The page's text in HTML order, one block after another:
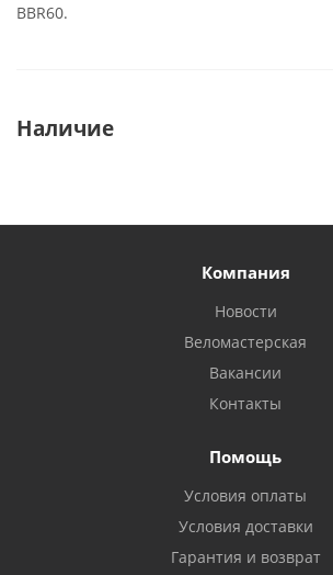
BBR60.
Наличие
Компания
Новости
Веломастерская
Вакансии
Контакты
Помощь
Условия оплаты
Условия доставки
Гарантия и возврат